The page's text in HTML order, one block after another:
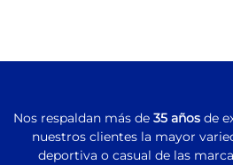
Nos respaldan más de 35 añosde
nuestros clientes la mayor
deportiva o casual de las